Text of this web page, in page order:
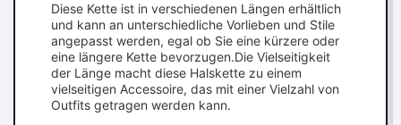
Diese Kette ist in verschiedenen Längen erhältlich
und kann an unterschiedliche Vorlieben und Stile
angepasst werden, egal ob Sie eine kürzere oder
eine längere Kette bevorzugen.Die Vielseitigkeit
der Länge macht diese Halskette zu einem
vielseitigen Accessoire, das mit einer Vielzahl von
Outfits getragen werden kann.